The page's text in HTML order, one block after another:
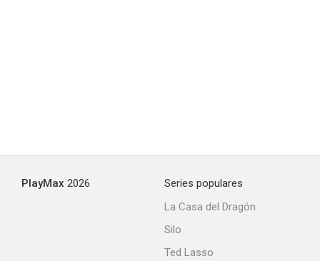
PlayMax 2026
Series populares
La Casa del Dragón
Silo
Ted Lasso